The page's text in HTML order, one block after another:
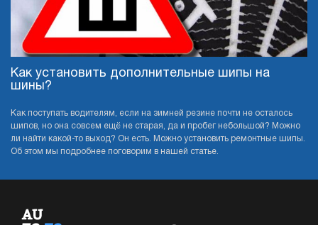
Как установить дополнительные шипы на
шины?
Как поступать водителям, если на зимней резине почти не осталось
шипов, но она совсем ещё не старая, да и пробег небольшой? Можно
ли найти какой-то выход? Он есть. Можно установить ремонтные шипы.
Об этом мы подробнее поговорим в нашей статье.